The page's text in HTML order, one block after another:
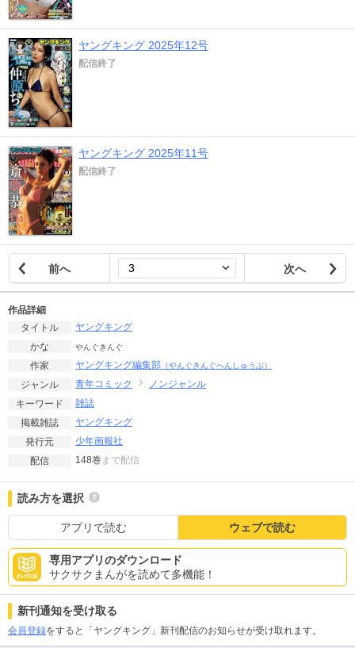
ヤングキング 2025年12号
配信終了
ヤングキング 2025年11号
配信終了
前へ 次へ
作品詳細
タイトル
ヤングキング
かな
やんぐきんぐ
作家 ヤングキング編集部 （やんぐきんぐへんしゅうぶ）
ジャンル 青年コミック
ノンジャンル
キーワード
雑誌
掲載雑誌
ヤングキング
発行元
少年画報社
配信
148巻 まで配信
読み方を選択
アプリで読む ウェブで読む
専用アプリのダウンロード
サクサクまんがを読めて多機能！
新刊通知を受け取る
会員登録をすると「ヤングキング」新刊配信のお知らせが受け取れます。